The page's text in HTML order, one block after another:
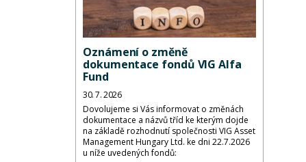
Oznámení o změně
dokumentace fondů VIG Alfa
Fund
30. 7. 2026
Dovolujeme si Vás informovat o změnách
dokumentace a názvů tříd ke kterým dojde
na základě rozhodnutí společnosti VIG Asset
Management Hungary Ltd. ke dni 22.7.2026
u níže uvedených fondů: